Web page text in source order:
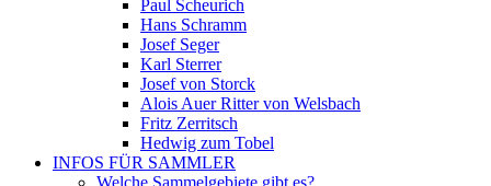
Paul Scheurich
Hans Schramm
Josef Seger
Karl Sterrer
Josef von Storck
Alois Auer Ritter von Welsbach
Fritz Zerritsch
Hedwig zum Tobel
INFOS FÜR SAMMLER
Welche Sammelgebiete gibt es?